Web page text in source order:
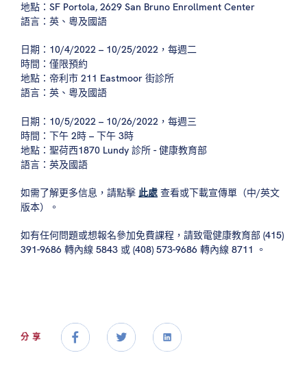
地點：SF Portola, 2629 San Bruno Enrollment Center
語言：英、粵及國語
日期：10/4/2022 – 10/25/2022，每週二
時間：僅限預約
地點：帝利市 211 Eastmoor 街診所
語言：英、粵及國語
日期：10/5/2022 – 10/26/2022，每週三
時間：下午 2時 – 下午 3時
地點：聖荷西1870 Lundy 診所 - 健康教育部
語言：英及國語
如需了解更多信息，請點擊 此處 查看或下載宣傳單（中/英文
版本）。
如有任何問題或想報名參加免費課程，請致電健康教育部 (415)
391-9686 轉內線 5843 或 (408) 573-9686 轉內線 8711 。
分享